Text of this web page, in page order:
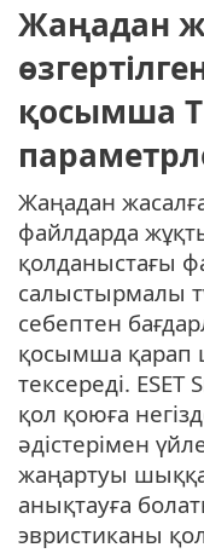
Жаңадан
қосымша
Жаңадан
файлдарда
қолданыстағы
салыстырмалы
себептен
қосымша қарап
тексереді.
қол қоюға
әдістерімен
жаңартуы
анықтауға
эвристиканы